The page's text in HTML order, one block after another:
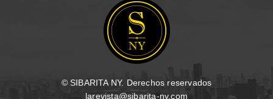
© SIBARITA NY. Derechos reservados
larevista@sibarita-ny.com